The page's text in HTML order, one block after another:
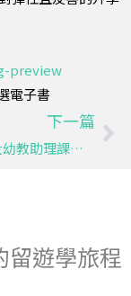
電子書
下一篇
2026 加拿大幼教助理課程教育展優惠｜VanWest ECEA 快速培訓課程介紹｜GLC鉅霖遊學
留遊學旅程